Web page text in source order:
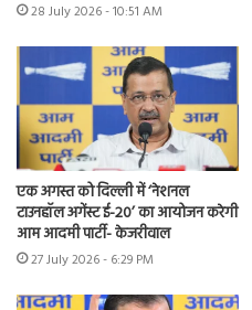
28 July 2026 - 10:51 AM
एक अगस्त को दिल्ली में ‘नेशनल
टाउनहॉल अगेंस्ट ई-20’ का आयोजन करेगी
आम आदमी पार्टी- केजरीवाल
27 July 2026 - 6:29 PM